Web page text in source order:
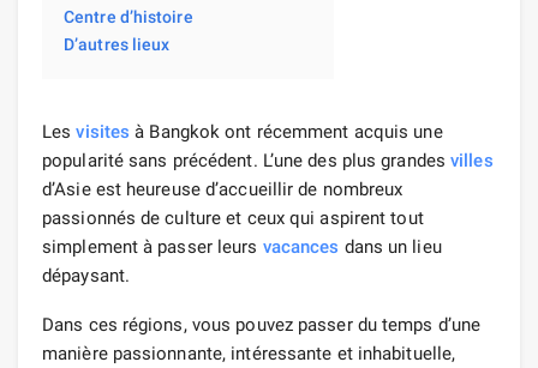
Centre d’histoire
D’autres lieux
Lesvisites à Bangkok ont ​​récemment acquis une
popularité sans précédent. L’une des plus grandesvilles
d’Asie est heureuse d’accueillir de nombreux
passionnés de culture et ceux qui aspirent tout
simplement à passer leurs vacances dans un lieu
dépaysant.
Dans ces régions, vous pouvez passer du temps d’une
manière passionnante, intéressante et inhabituelle,